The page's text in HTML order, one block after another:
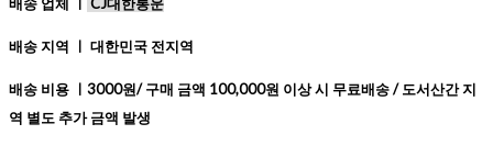
배송 업체 ㅣ CJ대한통운
배송 지역 ㅣ 대한민국 전지역
배송 비용 ㅣ3000원/ 구매 금액 100,000원 이상 시 무료배송 / 도서산간 지
역 별도 추가 금액 발생